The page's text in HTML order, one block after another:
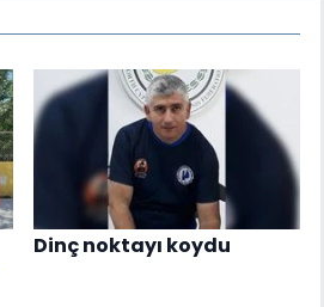
Dinç noktayı koydu